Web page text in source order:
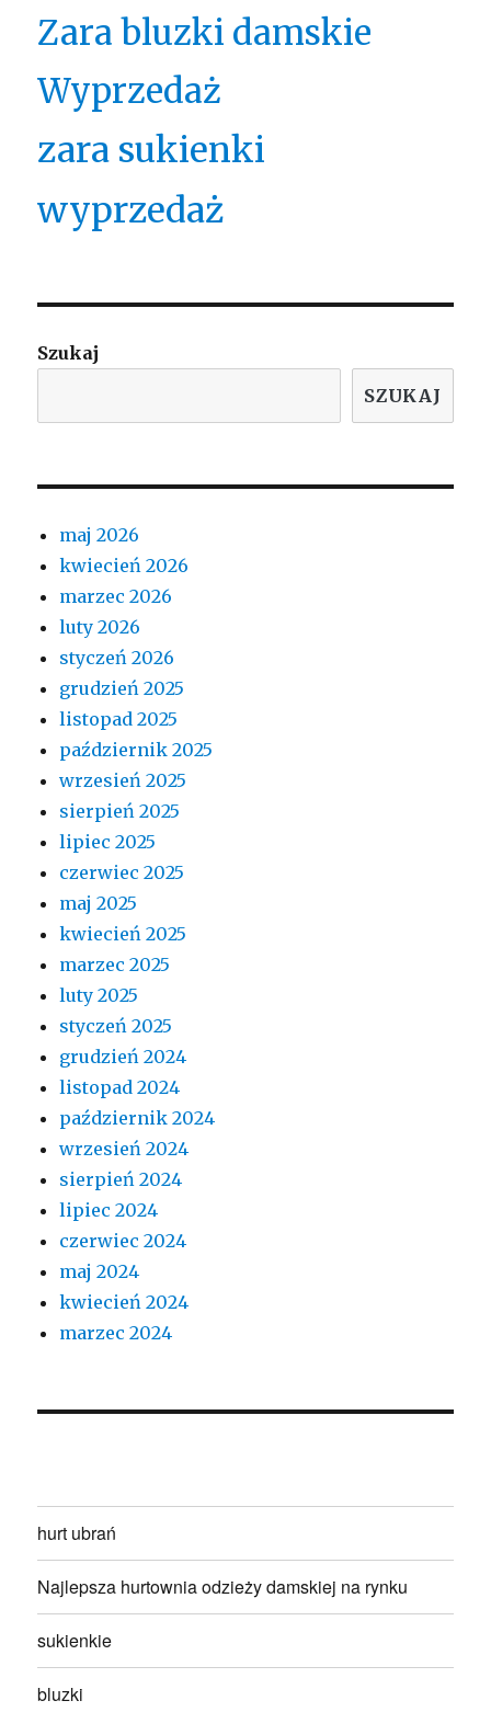
Zara bluzki damskie
Wyprzedaż
zara sukienki
wyprzedaż
Szukaj
SZUKAJ
maj 2026
kwiecień 2026
marzec 2026
luty 2026
styczeń 2026
grudzień 2025
listopad 2025
październik 2025
wrzesień 2025
sierpień 2025
lipiec 2025
czerwiec 2025
maj 2025
kwiecień 2025
marzec 2025
luty 2025
styczeń 2025
grudzień 2024
listopad 2024
październik 2024
wrzesień 2024
sierpień 2024
lipiec 2024
czerwiec 2024
maj 2024
kwiecień 2024
marzec 2024
hurt ubrań
Najlepsza hurtownia odzieży damskiej na rynku
sukienkie
bluzki